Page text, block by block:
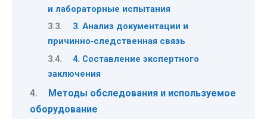
и лабораторные испытания
3. Анализ документации и
причинно‑следственная связь
4. Составление экспертного
заключения
Методы обследования и используемое
оборудование